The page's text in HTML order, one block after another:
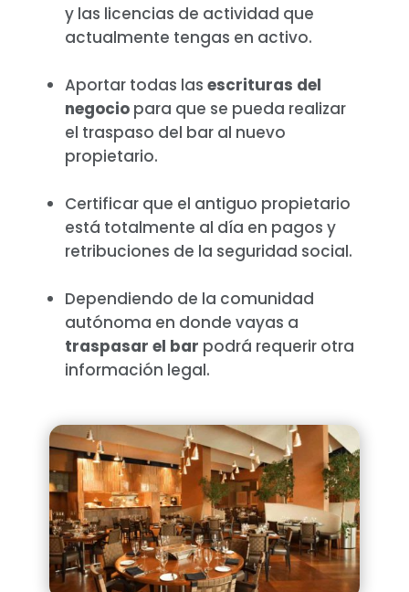
y las licencias de actividad que
actualmente tengas en activo.
Aportar todas las escrituras del
negociopara que se pueda realizar
el traspaso del bar al nuevo
propietario.
Certificar que el antiguo propietario
está totalmente al día en pagos y
retribuciones de la seguridad social.
Dependiendo de la comunidad
autónoma en donde vayas a
traspasar el bar podrá requerir otra
información legal.